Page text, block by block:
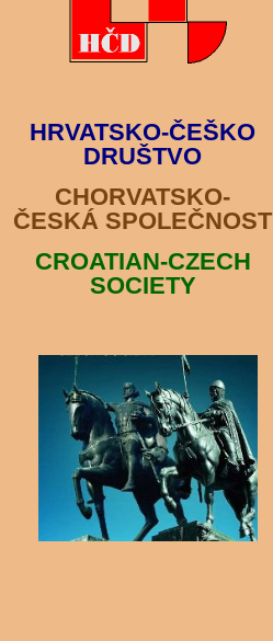
HRVATSKO-ČEŠKO
DRUŠTVO
CHORVATSKO-
ČESKÁ SPOLEČNOST
CROATIAN-CZECH
SOCIETY